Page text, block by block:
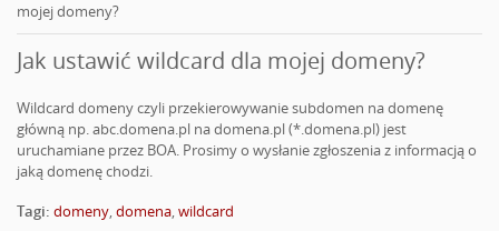
mojej domeny?
Jak ustawić wildcard dla mojej domeny?
Wildcard domeny czyli przekierowywanie subdomen na domenę
główną np. abc.domena.pl na domena.pl (*.domena.pl) jest
uruchamiane przez BOA. Prosimy o wysłanie zgłoszenia z informacją o
jaką domenę chodzi.
Tagi: domeny,domena,wildcard